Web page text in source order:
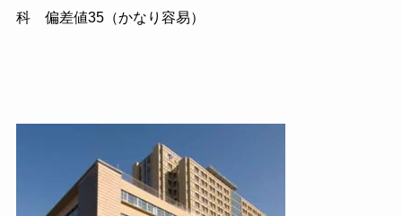
科 偏差値35（かなり容易）